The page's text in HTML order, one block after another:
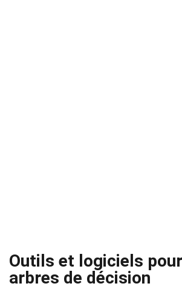
Outils et logiciels
arbres de décision